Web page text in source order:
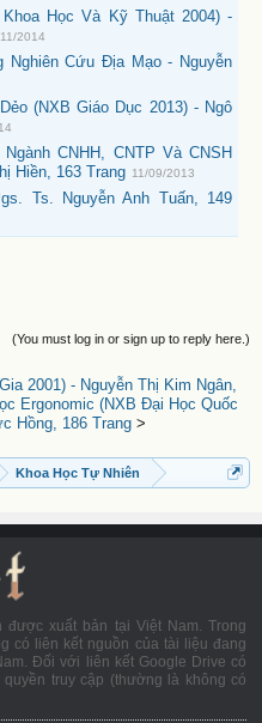
Học Và Kỹ Thuật 2004) -
2014
Cứu Địa Mạo - Nguyễn
(NXB Giáo Dục 2013) - Ngô
CNHH, CNTP Và CNSH
Hiền, 163 Trang 11/09/2013
Ts. Nguyễn Anh Tuấn, 149
(You must log in or sign up to reply here.)
2001) - Nguyễn Thị Kim Ngân,
Ergonomic (NXB Đại Học Quốc
Hồng, 186 Trang>
Khoa Học Tự Nhiên
xuất bản tại Việt Nam. Trong
có liên kết nguồn của tài liệu đang
Đối với liên kết Google Drive có
truy cập (thường là không có